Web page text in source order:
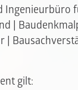
Ingenieurbüro
|
|
gilt: